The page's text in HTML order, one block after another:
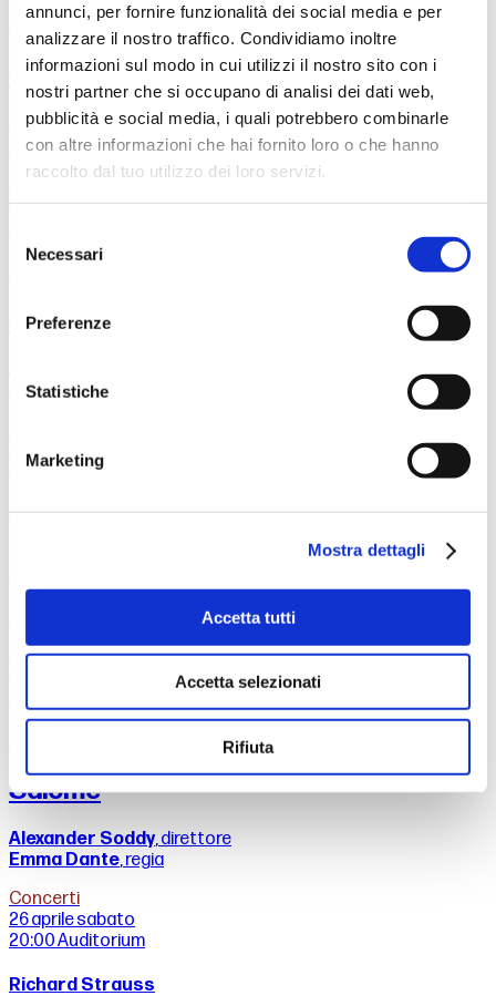
annunci, per fornire funzionalità dei social media e per
analizzare il nostro traffico. Condividiamo inoltre
informazioni sul modo in cui utilizzi il nostro sito con i
nostri partner che si occupano di analisi dei dati web,
pubblicità e social media, i quali potrebbero combinarle
con altre informazioni che hai fornito loro o che hanno
raccolto dal tuo utilizzo dei loro servizi.
delNecessari
Preferenze
Statistiche
Marketing
Mostra dettagli
Accetta tutti
Accetta selezionati
Rifiuta
Richard Strauss
Salome
Alexander Soddy, direttore
Emma Dante, regia
Opera
16 aprilemercoledì
Salome
Emma Dante
18 aprile
venerdì
20:00Sala Grande
Giuseppe Verdi
Opera
Salome
Alexander Soddy, direttore
Emma Dante, regia
Concerti
26 aprilesabato
20:00Auditorium
Richard Strauss